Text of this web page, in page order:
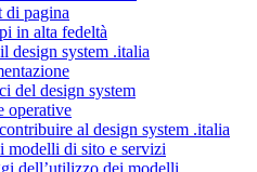
di pagina
in alta fedeltà
design system .italia
del design system
operative
al design system .italia
modelli di sito e servizi
dell’utilizzo dei modelli